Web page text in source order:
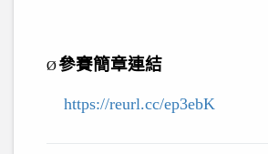
Ø參賽簡章連結
https://reurl.cc/ep3ebK